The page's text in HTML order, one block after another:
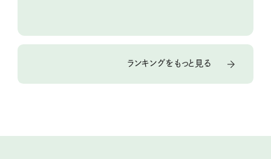
ランキングをもっと見る